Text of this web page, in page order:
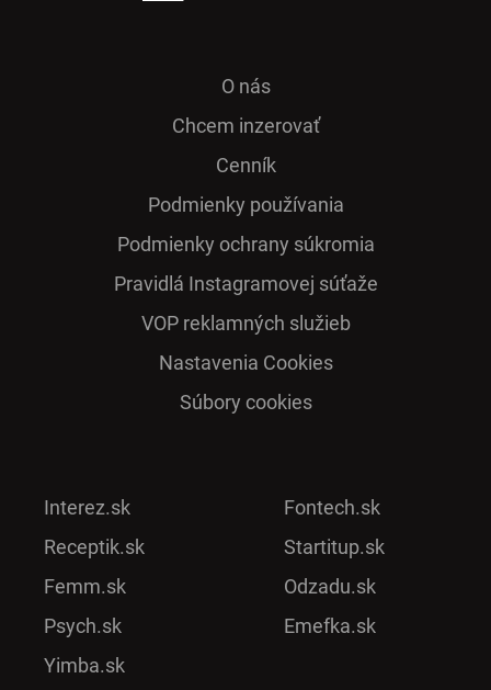
O nás
Chcem inzerovať
Cenník
Podmienky používania
Podmienky ochrany súkromia
Pra­vidlá Ins­ta­gra­mo­vej sú­ťaže
VOP reklamných služieb
Nastavenia Cookies
Súbory cookies
Interez.sk
Receptik.sk
Femm.sk
Psych.sk
Yimba.sk
Fontech.sk
Startitup.sk
Odzadu.sk
Emefka.sk